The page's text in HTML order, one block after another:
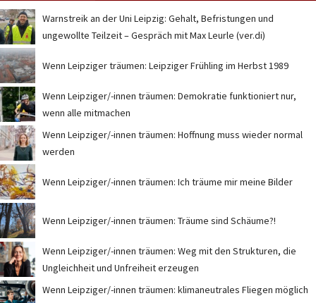
Warnstreik an der Uni Leipzig: Gehalt, Befristungen und
ungewollte Teilzeit – Gespräch mit Max Leurle (ver.di)
Wenn Leipziger träumen: Leipziger Frühling im Herbst 1989
Wenn Leipziger/-innen träumen: Demokratie funktioniert nur,
wenn alle mitmachen
Wenn Leipziger/-innen träumen: Hoffnung muss wieder normal
werden
Wenn Leipziger/-innen träumen: Ich träume mir meine Bilder
Wenn Leipziger/-innen träumen: Träume sind Schäume?!
Wenn Leipziger/-innen träumen: Weg mit den Strukturen, die
Ungleichheit und Unfreiheit erzeugen
Wenn Leipziger/-innen träumen: klimaneutrales Fliegen möglich